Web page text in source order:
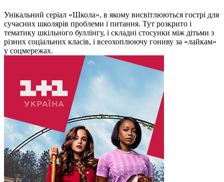
Унікальний серіал «Школа», в якому висвітлюються гострі для
сучасних школярів проблеми і питання. Тут розкрито і
тематику шкільного буллінгу, і складні стосунки між дітьми з
різних соціальних класів, і всеохоплюючу гониву за «лайкам»
у соцмережах.